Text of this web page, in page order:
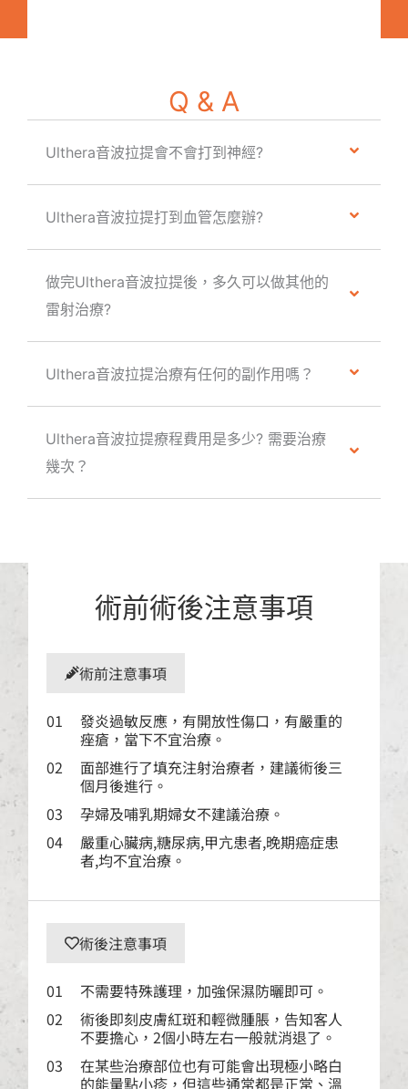
Q & A
Ulthera音波拉提會不會打到神經?
Ulthera音波拉提打到血管怎麼辦?
做完Ulthera音波拉提後，多久可以做其他的
雷射治療?
Ulthera音波拉提治療有任何的副作用嗎？
Ulthera音波拉提療程費用是多少? 需要治療
幾次？
術前術後注意事項
術前注意事項
01
發炎過敏反應，有開放性傷口，有嚴重的
痤瘡，當下不宜治療。
02
面部進行了填充注射治療者，建議術後三
個月後進行。
03
孕婦及哺乳期婦女不建議治療。
04
嚴重心臟病,糖尿病,甲亢患者,晚期癌症患
者,均不宜治療。
術後注意事項
01
不需要特殊護理，加強保濕防曬即可。
02
術後即刻皮膚紅斑和輕微腫脹，告知客人
不要擔心，2個小時左右一般就消退了。
03
在某些治療部位也有可能會出現極小略白
的能量點小疹，但這些通常都是正常、溫